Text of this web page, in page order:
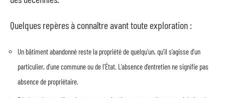
Quelques repères à connaître avant toute exploration :
Un bâtiment abandonné reste la propriété de quelqu’un, qu’il s’agisse d’un
particulier, d’une commune ou de l’État. L’absence d’entretien ne signifie pas
absence de propriétaire.